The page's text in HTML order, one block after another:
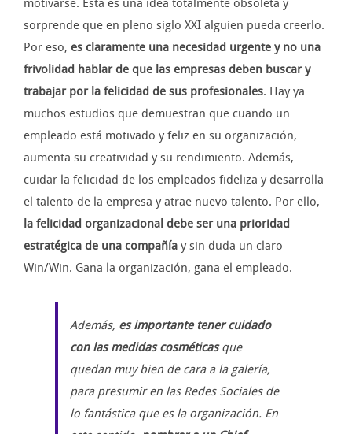
motivarse. Esta es una idea totalmente obsoleta y
sorprende que en pleno siglo XXI alguien pueda creerlo.
Por eso, es claramente una necesidad urgente y no una
frivolidad hablar de que las empresas deben buscar y
trabajar por la felicidad de sus profesionales. Hay ya
muchos estudios que demuestran que cuando un
empleado está motivado y feliz en su organización,
aumenta su creatividad y su rendimiento. Además,
cuidar la felicidad de los empleados fideliza y desarrolla
el talento de la empresa y atrae nuevo talento. Por ello,
la felicidad organizacional debe ser una prioridad
estratégica de una compañía y sin duda un claro
Win/Win. Gana la organización, gana el empleado.
Además, es importante tener cuidado
con las medidas cosméticasque
quedan muy bien de cara a la galería,
para presumir en las Redes Sociales de
lo fantástica que es la organización. En